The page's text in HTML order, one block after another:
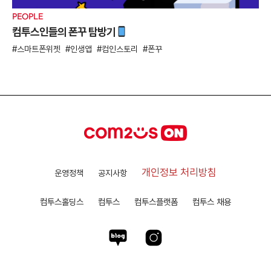
PEOPLE
컴투스인들의 폰꾸 탐방기
스마트폰위젯 인생앱 컴인스토리 폰꾸
운영정책 공지사항 개인정보 처리방침
컴투스홀딩스 컴투스 컴투스플랫폼 컴투스 채용